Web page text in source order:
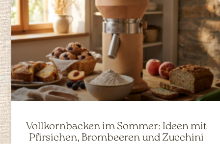
Vollkornbacken im Sommer: Ideen mit
Pfirsichen, Brombeeren und Zucchini